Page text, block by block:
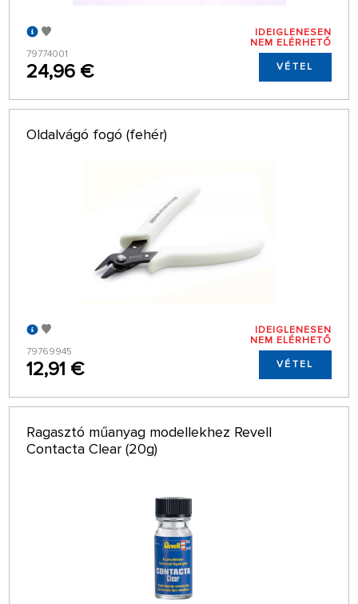
79774001
24,96 €
IDEIGLENESEN
NEM ELÉRHETŐ
VÉTEL
Oldalvágó fogó (fehér)
79769945
12,91 €
IDEIGLENESEN
NEM ELÉRHETŐ
VÉTEL
Ragasztó műanyag modellekhez Revell
Contacta Clear (20g)